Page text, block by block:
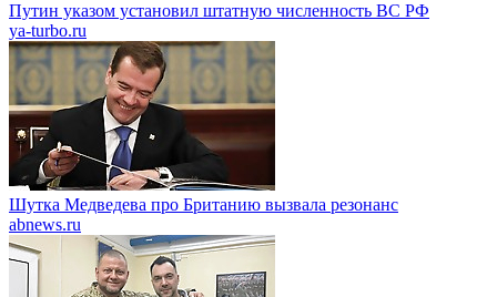
Путин указом установил штатную численность ВС РФ
ya-turbo.ru
Шутка Медведева про Британию вызвала резонанс
abnews.ru